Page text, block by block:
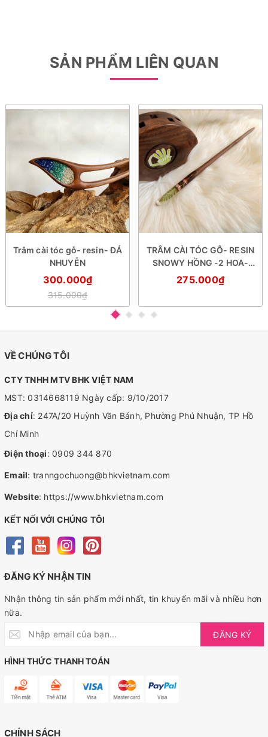
SẢN PHẨM LIÊN QUAN
Trâm cài tóc gỗ- resin- ĐÁ
NHUYỄN
300.000₫
315.000₫
TRÂM CÀI TÓC GỖ- RESIN
SNOWY HỒNG -2 HOA-
DƯƠNG SỈ
275.000₫
VỀ CHÚNG TÔI
CTY TNHH MTV BHK VIỆT NAM
MST: 0314668119 Ngày cấp: 9/10/2017
Địa chỉ: 247A/20 Huỳnh Văn Bánh, Phường Phú Nhuận, TP Hồ
Chí Minh
Điện thoại: 0909 344 870
Email: tranngochuong@bhkvietnam.com
Website: https://www.bhkvietnam.com
KẾT NỐI VỚI CHÚNG TÔI
ĐĂNG KÝ NHẬN TIN
Nhận thông tin sản phẩm mới nhất, tin khuyến mãi và nhiều hơn
nữa.
ĐĂNG KÝ
HÌNH THỨC THANH TOÁN
CHÍNH SÁCH